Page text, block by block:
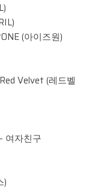
(아이즈원)
Velvet (레드벨
여자친구
)